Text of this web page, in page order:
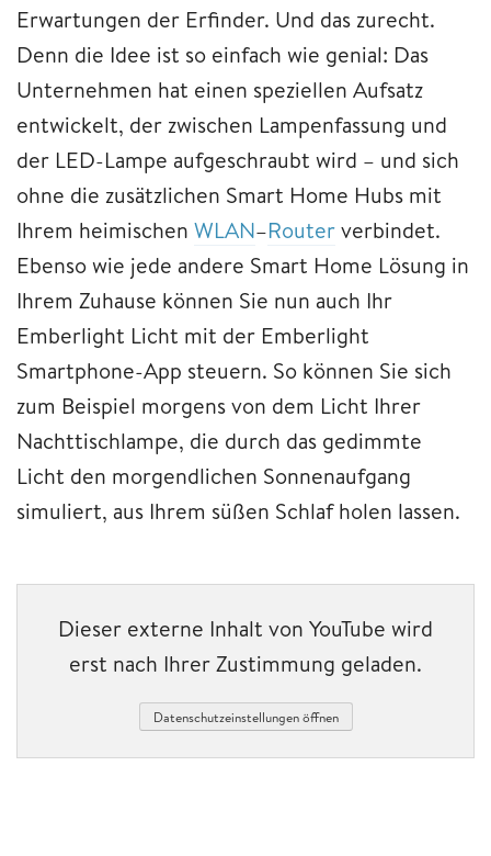
Erwartungen der Erfinder. Und das zurecht.
Denn die Idee ist so einfach wie genial: Das
Unternehmen hat einen speziellen Aufsatz
entwickelt, der zwischen Lampenfassung und
der LED-Lampe aufgeschraubt wird – und sich
ohne die zusätzlichen Smart Home Hubs mit
Ihrem heimischen WLAN–Routerverbindet.
Ebenso wie jede andere Smart Home Lösung in
Ihrem Zuhause können Sie nun auch Ihr
Emberlight Licht mit der Emberlight
Smartphone-App steuern. So können Sie sich
zum Beispiel morgens von dem Licht Ihrer
Nachttischlampe, die durch das gedimmte
Licht den morgendlichen Sonnenaufgang
simuliert, aus Ihrem süßen Schlaf holen lassen.
Dieser externe Inhalt von YouTube wird
erst nach Ihrer Zustimmung geladen.
Datenschutzeinstellungen öffnen